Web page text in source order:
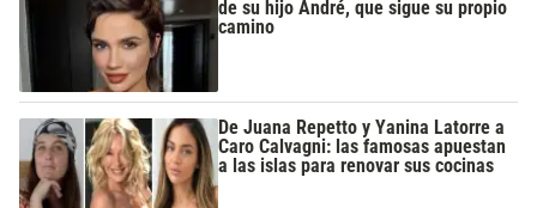
de su hijo André, que sigue su propio
camino
De Juana Repetto y Yanina Latorre a
Caro Calvagni: las famosas apuestan
a las islas para renovar sus cocinas